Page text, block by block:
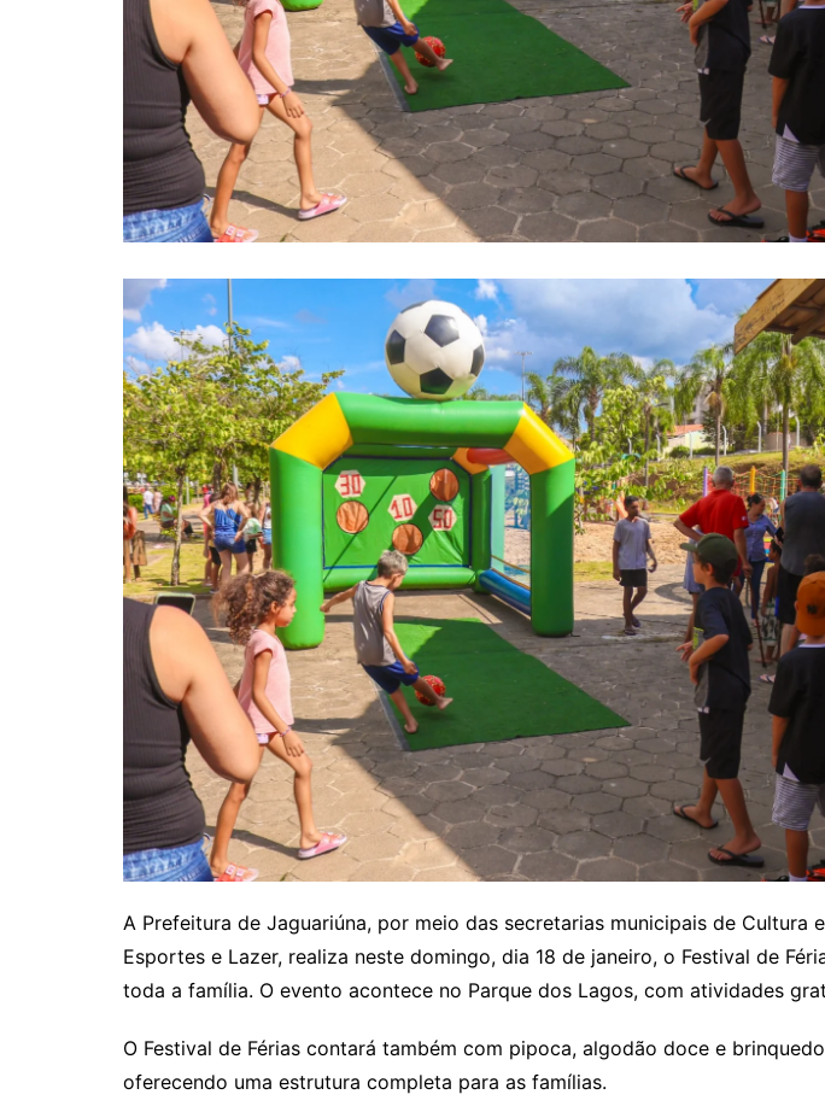
A Prefeitura de Jaguariúna, por meio das secretarias municipais de Cultura
Esportes e Lazer, realiza neste domingo, dia 18 de janeiro, o Festival de
toda a família. O evento acontece no Parque dos Lagos, com atividades
O Festival de Férias contará também com pipoca, algodão doce e
oferecendo uma estrutura completa para as famílias.